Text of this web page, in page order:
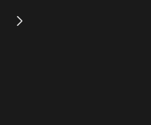
攻略のスピードを上げていく--！
【提供：バンダイチャンネル】